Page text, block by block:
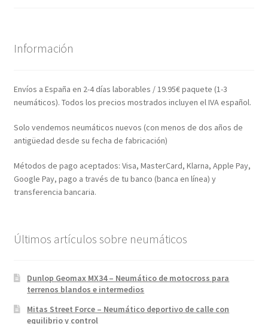
Información
Envíos a España en 2-4 días laborables / 19.95€ paquete (1-3
neumáticos). Todos los precios mostrados incluyen el IVA español.
Solo vendemos neumáticos nuevos (con menos de dos años de
antigüedad desde su fecha de fabricación)
Métodos de pago aceptados: Visa, MasterCard, Klarna, Apple Pay,
Google Pay, pago a través de tu banco (banca en línea) y
transferencia bancaria.
Últimos artículos sobre neumáticos
Dunlop Geomax MX34 – Neumático de motocross para
terrenos blandos e intermedios
Mitas Street Force – Neumático deportivo de calle con
equilibrio y control